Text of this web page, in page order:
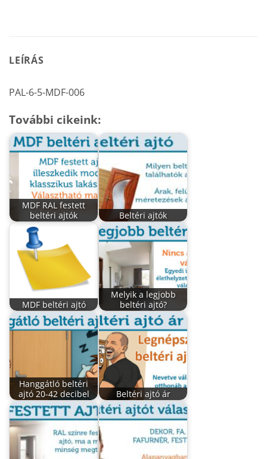
LEÍRÁS
PAL-6-5-MDF-006
További cikeink:
MDF RAL festett
beltéri ajtók
Beltéri ajtók
MDF beltéri ajtó
Melyik a legjobb
beltéri ajtó?
Hanggátló beltéri
ajtó 20-42 decibel
Beltéri ajtó ár